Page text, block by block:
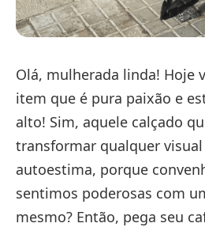
Olá, mulherada linda! Hoje
item que é pura paixão e
alto! Sim, aquele calçado
transformar qualquer
autoestima, porque
sentimos poderosas com
mesmo? Então, pega seu